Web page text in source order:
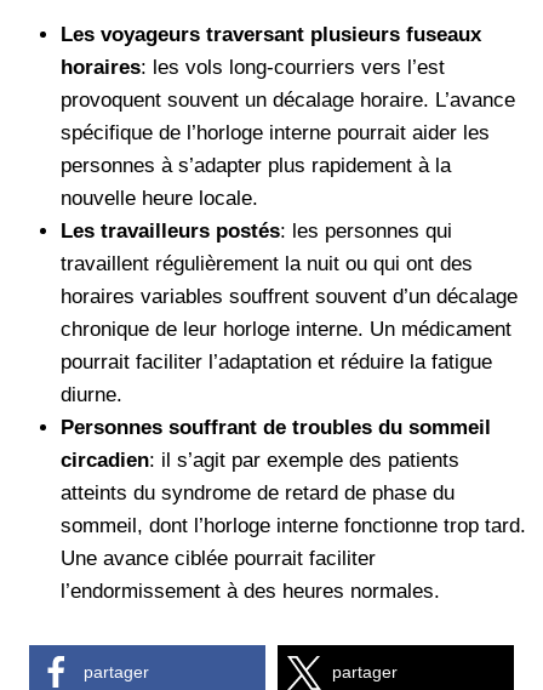
Les voyageurs traversant plusieurs fuseaux
horaires: les vols long-courriers vers l’est
provoquent souvent un décalage horaire. L’avance
spécifique de l’horloge interne pourrait aider les
personnes à s’adapter plus rapidement à la
nouvelle heure locale.
Les travailleurs postés: les personnes qui
travaillent régulièrement la nuit ou qui ont des
horaires variables souffrent souvent d’un décalage
chronique de leur horloge interne. Un médicament
pourrait faciliter l’adaptation et réduire la fatigue
diurne.
Personnes souffrant de troubles du sommeil
circadien: il s’agit par exemple des patients
atteints du syndrome de retard de phase du
sommeil, dont l’horloge interne fonctionne trop tard.
Une avance ciblée pourrait faciliter
l’endormissement à des heures normales.
partager partager